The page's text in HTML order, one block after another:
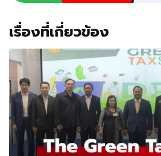
เรื่องที่เกี่ยวข้อง